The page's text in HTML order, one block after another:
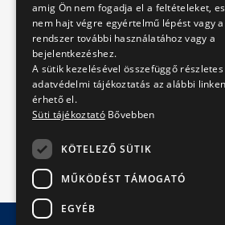
Egy darab
amig Ön nem fogadja el a feltételeket, es
nem hajt végre egyértelmű lépést vagy a
rendszer további használatához vagy a
bejelentkezéshez.
A sütik kezelésével összefüggő részletes
adatvédelmi tájékoztatás az alábbi linken
érhető el.
Süti tájékoztató Bővebben
KÖTELEZŐ SÜTIK
MŰKÖDÉST TÁMOGATÓ
EGYÉB